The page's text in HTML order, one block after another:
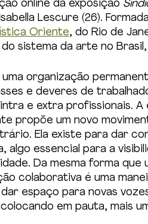
online da exposição
Lescure (26).
Oriente, do Rio de
sistema da arte no
organização
e deveres de
e extra profissionais. A
propõe um novo
Ela existe para dar
algo essencial para a
Da mesma forma que
colaborativa é uma
espaço para novas
em pauta, mais